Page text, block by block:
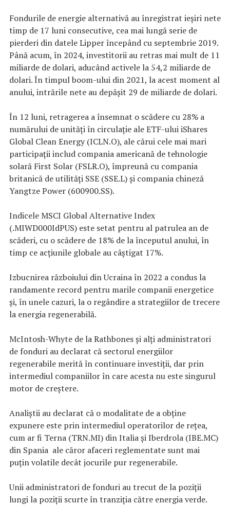
Fondurile de energie alternativă au înregistrat ieșiri nete
timp de 17 luni consecutive, cea mai lungă serie de
pierderi din datele Lipper începând cu septembrie 2019.
Până acum, în 2024, investitorii au retras mai mult de 11
miliarde de dolari, aducând activele la 54,2 miliarde de
dolari. În timpul boom-ului din 2021, la acest moment al
anului, intrările nete au depășit 29 de miliarde de dolari.
În 12 luni, retragerea a însemnat o scădere cu 28% a
numărului de unități în circulație ale ETF-ului iShares
Global Clean Energy (ICLN.O), ale cărui cele mai mari
participații includ compania americană de tehnologie
solară First Solar (FSLR.O), împreună cu compania
britanică de utilități SSE (SSE.L) și compania chineză
Yangtze Power (600900.SS).
Indicele MSCI Global Alternative Index
(.MIWD000IdPUS) este setat pentru al patrulea an de
scăderi, cu o scădere de 18% de la începutul anului, în
timp ce acțiunile globale au câștigat 17%.
Izbucnirea războiului din Ucraina în 2022 a condus la
randamente record pentru marile companii energetice
și, în unele cazuri, la o regândire a strategiilor de trecere
la energia regenerabilă.
McIntosh-Whyte de la Rathbones și alți administratori
de fonduri au declarat că sectorul energiilor
regenerabile merită în continuare investiții, dar prin
intermediul companiilor în care acesta nu este singurul
motor de creștere.
Analiștii au declarat că o modalitate de a obține
expunere este prin intermediul operatorilor de rețea,
cum ar fi Terna (TRN.MI) din Italia și Iberdrola (IBE.MC)
din Spania ale căror afaceri reglementate sunt mai
puțin volatile decât jocurile pur regenerabile.
Unii administratori de fonduri au trecut de la poziții
lungi la poziții scurte în tranziția către energia verde.